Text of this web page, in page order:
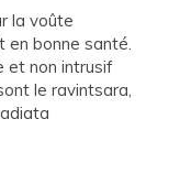
la voûte
en bonne santé.
et non intrusif
le ravintsara,